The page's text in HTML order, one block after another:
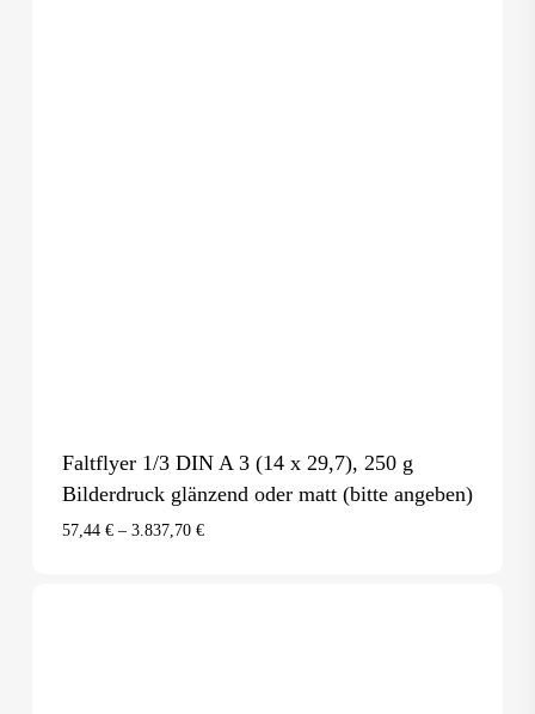
Faltflyer 1/3 DIN A 3 (14 x 29,7), 250 g
Bilderdruck glänzend oder matt (bitte angeben)
57,44 €– 3.837,70 €